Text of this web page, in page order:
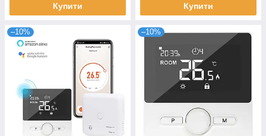
Купити Купити
–10% –10%